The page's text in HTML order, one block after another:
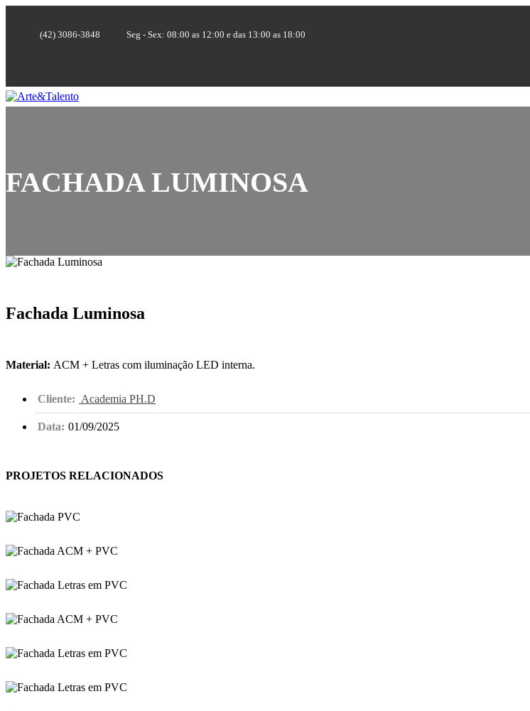
(42) 3086-3848 Seg - Sex: 08:00 as 12:00 e das 13:00 as 18:00
FACHADA LUMINOSA
Fachada Luminosa
Material: ACM + Letras com iluminação LED interna.
Cliente: Academia PH.D
Data: 01/09/2025
PROJETOS RELACIONADOS